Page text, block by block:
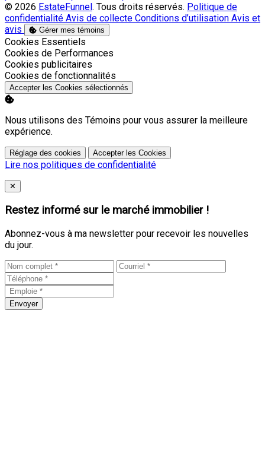
© 2026 EstateFunnel . Tous droits réservés. Politique de
confidentialité Avis de collecte Conditions d’utilisation Avis et
avis
Gérer mes témoins
Activer
Cookies Essentiels
Activer
Cookies de Performances
Activer
Cookies publicitaires
Activer
Cookies de fonctionnalités
Accepter les Cookies sélectionnés
Nous utilisons des Témoins pour vous assurer la meilleure
expérience.
Réglage des cookies Accepter les Cookies
Lire nos politiques de confidentialité
Close
✕
Restez informé sur le marché immobilier !
Abonnez-vous à ma newsletter pour recevoir les nouvelles
du jour.
Envoyer